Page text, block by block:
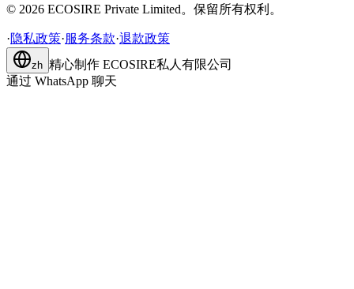
© 2026 ECOSIRE Private Limited。保留所有权利。
·隐私政策·服务条款·退款政策
zh 精心制作 ECOSIRE私人有限公司
通过 WhatsApp 聊天